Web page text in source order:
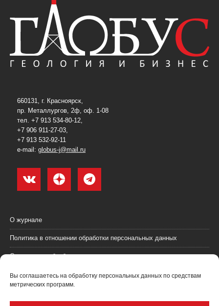
Вы соглашаетесь на обработку персональных данных по средствам
метрических программ.
660131, г. Красноярск,
пр. Металлургов, 2ф, оф. 1-08
тел. +7 913 534-80-12,
+7 906 911-27-03,
+7 913 532-92-11
e-mail: globus-j@mail.ru
О журнале
Политика в отношении обработки персональных данных
Согласие на обработку персональных данных
Пользовательское соглашение (оферта)